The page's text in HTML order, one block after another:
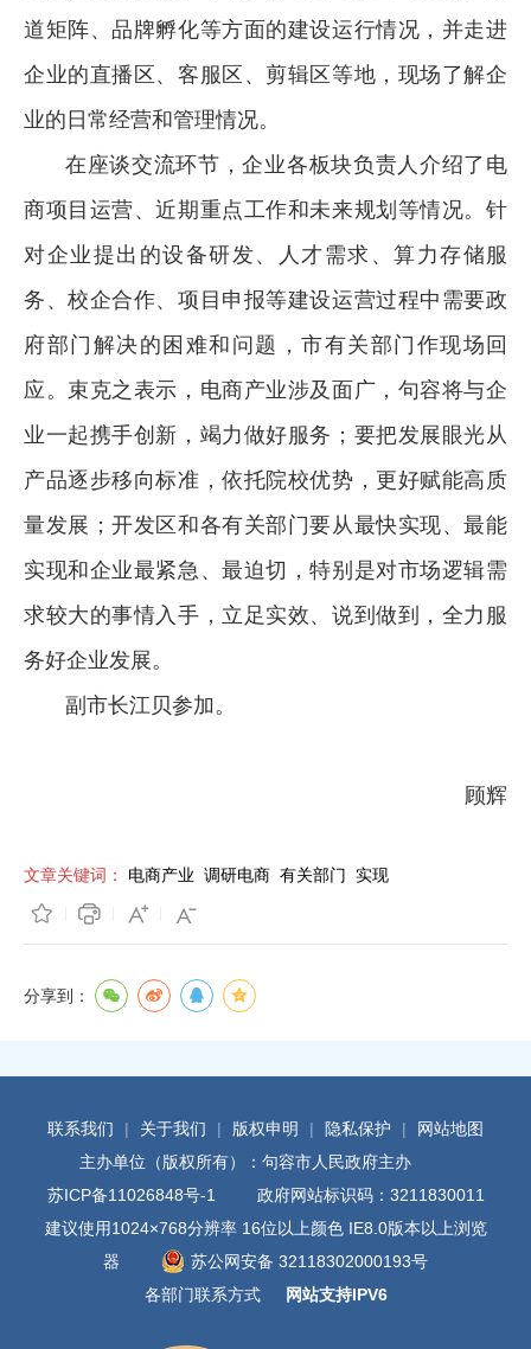
道矩阵、品牌孵化等方面的建设运行情况，并走进
企业的直播区、客服区、剪辑区等地，现场了解企
业的日常经营和管理情况。
在座谈交流环节，企业各板块负责人介绍了电
商项目运营、近期重点工作和未来规划等情况。针
对企业提出的设备研发、人才需求、算力存储服
务、校企合作、项目申报等建设运营过程中需要政
府部门解决的困难和问题，市有关部门作现场回
应。束克之表示，电商产业涉及面广，句容将与企
业一起携手创新，竭力做好服务；要把发展眼光从
产品逐步移向标准，依托院校优势，更好赋能高质
量发展；开发区和各有关部门要从最快实现、最能
实现和企业最紧急、最迫切，特别是对市场逻辑需
求较大的事情入手，立足实效、说到做到，全力服
务好企业发展。
副市长江贝参加。
顾辉
文章关键词： 电商产业 调研电商 有关部门 实现
分享到：
联系我们 | 关于我们 | 版权申明 | 隐私保护 |
网站地图
主办单位（版权所有）：句容市人民政府主办
苏ICP备11026848号-1
政府网站标识码：3211830011
建议使用1024×768分辨率 16位以上颜色 IE8.0版本以上浏览
器
苏公网安备 32118302000193号
各部门联系方式
网站支持IPV6